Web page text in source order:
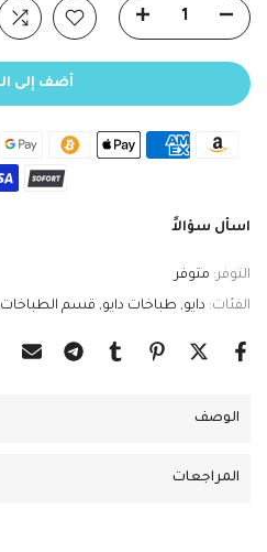
أضف إلى
اسأل سؤالاً
التوفر: متوفر
الفئات: دايو طباخات دايو قسم الطباخات
الوصف
المراجعات